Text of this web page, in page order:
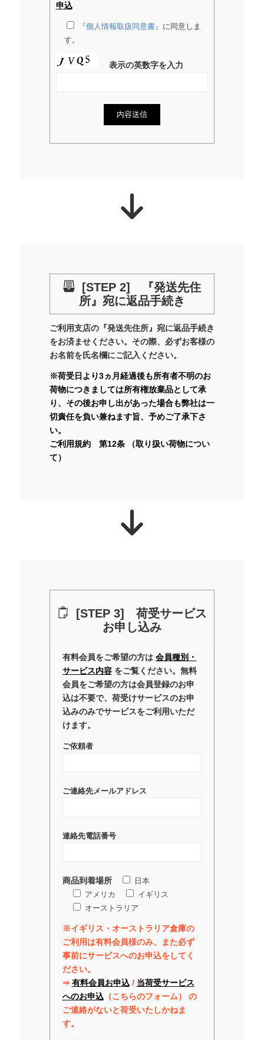
申込
『個人情報取扱同意書』 に同意しま
す。
表示の英数字を入力
[STEP 2] 『発送先住
所』宛に返品手続き
ご利用支店の『発送先住所』宛に返品手続き
をお済ませください。その際、必ずお客様の
お名前を氏名欄にご記入ください。
※荷受日より3ヵ月経過後も所有者不明のお
荷物につきましては所有権放棄品として承
り、その後お申し出があった場合も弊社は一
切責任を負い兼ねます旨、予めご了承下さ
い。
ご利用規約 第12条 （取り扱い荷物につい
て）
[STEP 3] 荷受サービス
お申し込み
有料会員をご希望の方は 会員種別・
サービス内容をご覧ください。無料
会員をご希望の方は会員登録のお申
込は不要で、荷受けサービスのお申
込みのみでサービスをご利用いただ
けます。
ご依頼者
ご連絡先メールアドレス
連絡先電話番号
商品到着場所
日本
アメリカ
イギリス
オーストラリア
※イギリス・オーストラリア倉庫の
ご利用は有料会員様のみ、また必ず
事前にサービスへのお申込をしてく
ださい。
⇒ 有料会員お申込/ 当荷受サービス
へのお申込（こちらのフォーム） の
ご連絡がないと荷受いたしかねま
す。